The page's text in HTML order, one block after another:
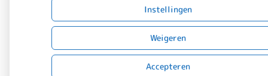
Instellingen
Weigeren
Accepteren